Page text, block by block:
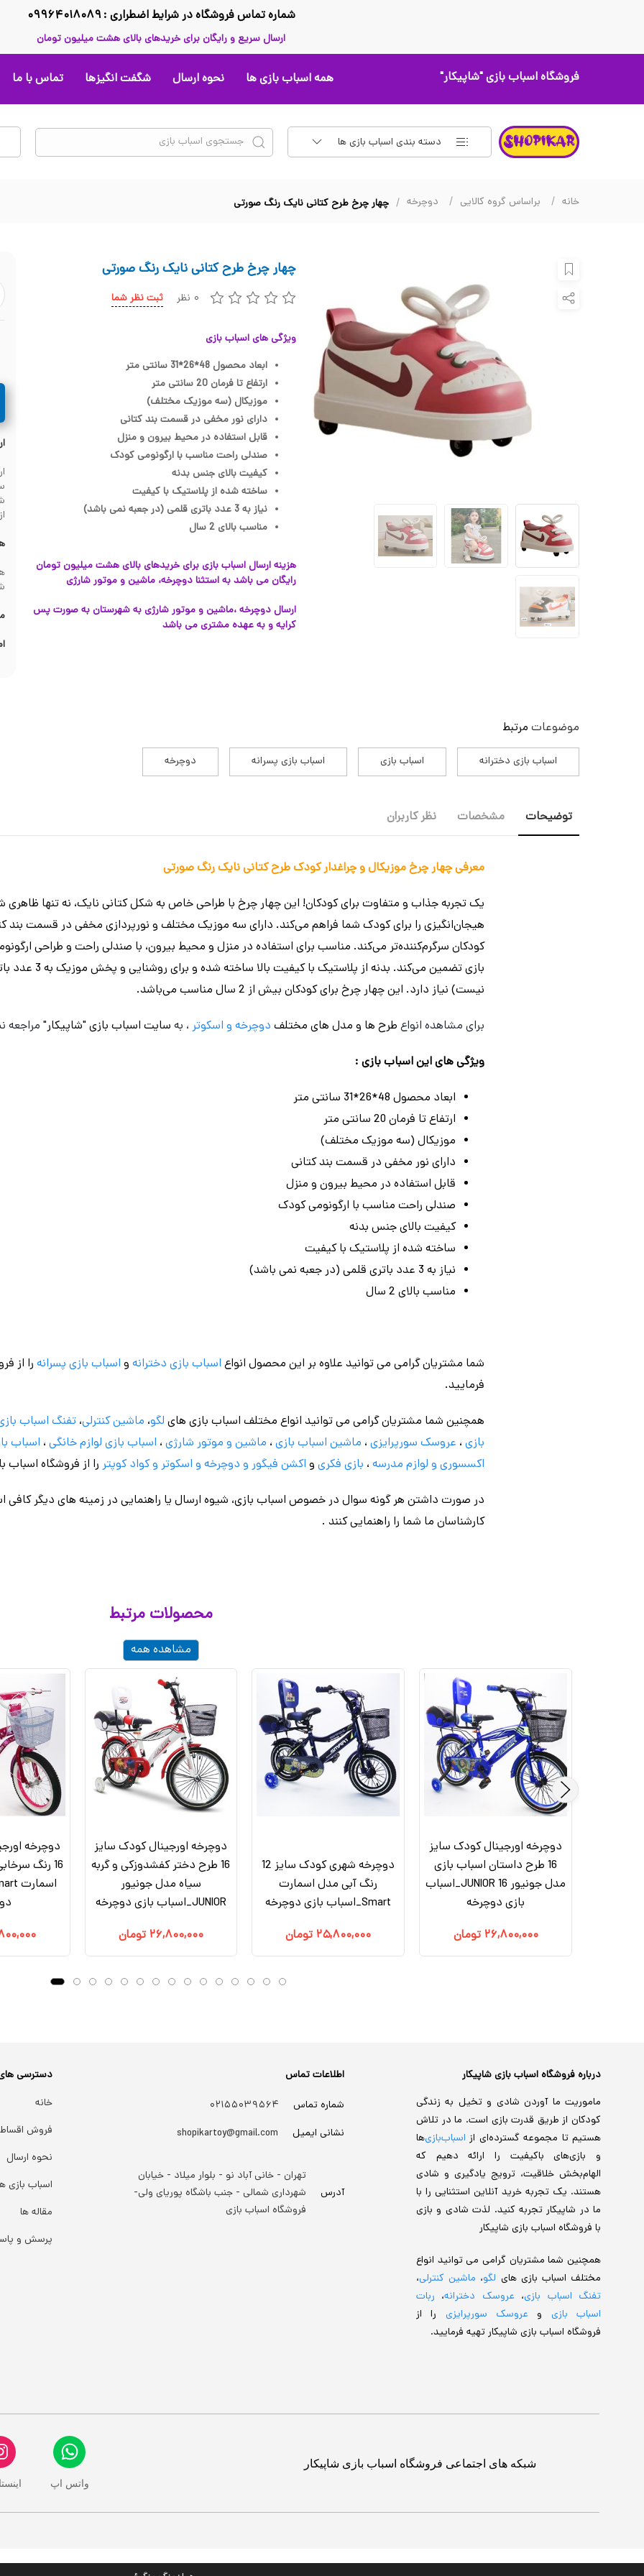
شماره تماس فروشگاه در شرایط اضطراری : ۰۹۹۶۴۰۱۸۰۸۹
ارسال سریع و رایگان برای خریدهای بالای هشت میلیون تومان
فروشگاه اسباب بازی"شاپیکار" همه اسباب بازی ها نحوه ارسال شگفت انگیزها تماس با ما
دسته بندی اسباب بازی ها
خانه براساس گروه کالایی دوچرخه چهار چرخ طرح کتانی نایک رنگ صورتی
چهار چرخ طرح کتانی نایک رنگ صورتی
۰ نظر ثبت نظر شما
ویژگی های اسباب بازی
ابعاد محصول 48*26*31 سانتی متر
ارتفاع تا فرمان 20 سانتی متر
موزیکال (سه موزیک مختلف)
دارای نور مخفی در قسمت بند کتانی
قابل استفاده در محیط بیرون و منزل
صندلی راحت مناسب با ارگونومی کودک
کیفیت بالای جنس بدنه
ساخته شده از پلاستیک با کیفیت
نیاز به 3 عدد باتری قلمی (در جعبه نمی باشد)
مناسب بالای 2 سال
هزینه ارسال اسباب بازی برای خریدهای بالای هشت میلیون تومان
رایگان می باشد به استثنا دوچرخه، ماشین و موتور شارژی
ارسال دوچرخه ،ماشین و موتور شارژی به شهرستان به صورت پس
کرایه و به عهده مشتری می باشد
موضوعات مرتبط
اسباب بازی دخترانه اسباب بازی اسباب بازی پسرانه دوچرخه
توضیحات مشخصات نظر کاربران
معرفی چهار چرخ موزیکال و چراغدار کودک طرح کتانی نایک رنگ صورتی
یک تجربه جذاب و متفاوت برای کودکان! این چهار چرخ با طراحی خاص به شکل کتانی نایک، نه تنها ظاهری
هیجان‌انگیزی را برای کودک شما فراهم می‌کند. دارای سه موزیک مختلف و نورپردازی مخفی در قسمت بند
کودکان سرگرم‌کننده‌تر می‌کند. مناسب برای استفاده در منزل و محیط بیرون، با صندلی راحت و طراحی
بازی تضمین می‌کند.
نیست) نیاز دارد. این چهار چرخ برای کودکان بیش از 2 سال مناسب می‌باشد.
برای مشاهده انواع طرح ها و مدل های مختلف دوچرخه و اسکوتر ، به سایت اسباب بازی "شاپیکار" مراجعه
ویژگی های این اسباب بازی :
ابعاد محصول 48*26*31 سانتی متر
ارتفاع تا فرمان 20 سانتی متر
موزیکال (سه موزیک مختلف)
دارای نور مخفی در قسمت بند کتانی
قابل استفاده در محیط بیرون و منزل
صندلی راحت مناسب با ارگونومی کودک
کیفیت بالای جنس بدنه
ساخته شده از پلاستیک با کیفیت
نیاز به 3 عدد باتری قلمی (در جعبه نمی باشد)
مناسب بالای 2 سال
شما مشتریان گرامی می توانید علاوه بر این محصول انواع اسباب بازی دخترانه و اسباب بازی پسرانه را از
فرمایید.
همچنین شما مشتریان گرامی می توانید انواع مختلف اسباب بازی های لگو، ماشین کنترلی، تفنگ اسباب
بازی ، عروسک سورپرایزی ، ماشین اسباب بازی ، ماشین و موتور شارژی ، اسباب بازی لوازم خانگی ، اسباب
اکسسوری و لوازم مدرسه ، بازی فکری و اکشن فیگور و دوچرخه و اسکوتر و کواد کوپتر را از فروشگاه اسباب
در صورت داشتن هر گونه سوال در خصوص اسباب بازی، شیوه ارسال یا راهنمایی در زمینه های دیگر کافی
کارشناسان ما شما را راهنمایی کنند .
محصولات مرتبط
مشاهده همه
دوچرخه
16 رنگ
دوچرخه اورجینال کودک سایز
16 طرح دختر کفشدوزکی و گربه
سیاه مدل جونیور
JUNIOR_اسباب بازی دوچرخه
۲۶,۸۰۰,۰۰۰ تومان
دوچرخه شهری کودک سایز 12
رنگ آبی مدل اسمارت
Smart_اسباب بازی دوچرخه
۲۵,۸۰۰,۰۰۰ تومان
دوچرخه اورجینال کودک سایز
16 طرح داستان اسباب بازی
مدل جونیور JUNIOR 16_اسباب
بازی دوچرخه
۲۶,۸۰۰,۰۰۰ تومان
درباره فروشگاه اسباب بازی شاپیکار
ماموریت ما آوردن شادی و تخیل به زندگی
کودکان از طریق قدرت بازی است. ما در تلاش
هستیم تا مجموعه گسترده‌ای از اسباب‌بازی‌ها
و بازی‌های باکیفیت را ارائه دهیم که
الهام‌بخش خلاقیت، ترویج یادگیری و شادی
هستند. یک تجربه خرید آنلاین استثنایی را با
ما در شاپیکار تجربه کنید. لذت شادی و بازی
با فروشگاه اسباب بازی شاپیکار
همچنین شما مشتریان گرامی می توانید انواع
مختلف اسباب بازی های لگو، ماشین کنترلی،
تفنگ اسباب بازی، عروسک دخترانه، ربات
اسباب بازی و عروسک سورپرایزی را از
فروشگاه اسباب بازی شاپیکار تهیه فرمایید.
اطلاعات تماس
شماره تماس
۰۲۱۵۵۰۳۹۵۶۴
نشانی ایمیل
shopikartoy@gmail.com
آدرس
تهران - خانی آباد نو - بلوار میلاد - خیابان
شهرداری شمالی - جنب باشگاه پوریای ولی-
فروشگاه اسباب بازی
دسترسی
خانه
فروش
نحوه ارسال
اسباب بازی
مقاله ها
پرسش و
شبکه های اجتماعی فروشگاه اسباب بازی شاپیکار
واتس اپ